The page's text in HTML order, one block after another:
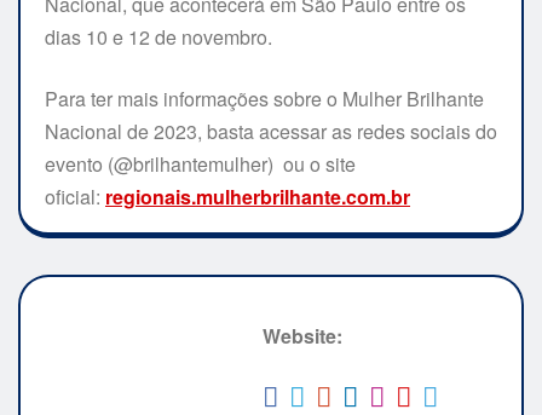
dias 10 e 12 de novembro.
Para ter mais informações sobre o Mulher Brilhante
Nacional de 2023, basta acessar as redes sociais do
evento (@brilhantemulher) ou o site
oficial: regionais.mulherbrilhante.com.br
Website: